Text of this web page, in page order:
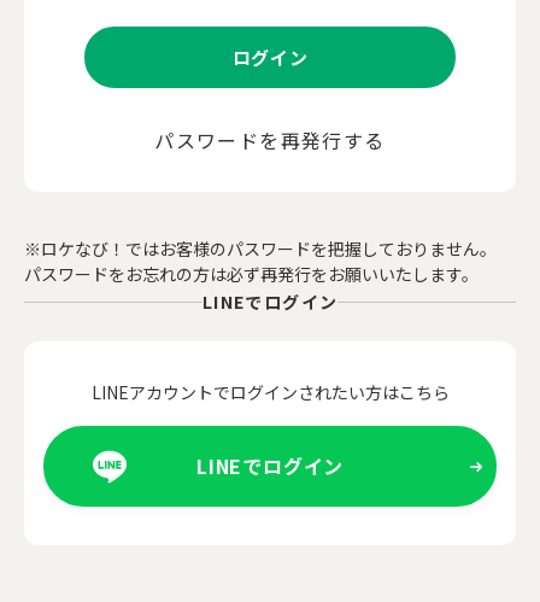
ログイン
パスワードを再発行する
※ロケなび！ではお客様のパスワードを把握しておりません。
パスワードをお忘れの方は必ず再発行をお願いいたします。
LINEでログイン
LINEアカウントでログインされたい方はこちら
LINEでログイン